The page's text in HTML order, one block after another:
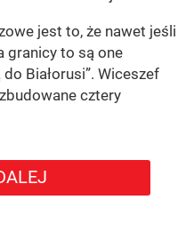
jest to, że nawet jeśli
granicy to są one
Białorusi”. Wiceszef
cztery